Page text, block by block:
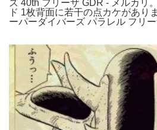
ズ 40th フリーザ GDR - メルカリ
ド 1枚背面に若干の点カケがあり
ーパーダイバーズ パラレル フリ